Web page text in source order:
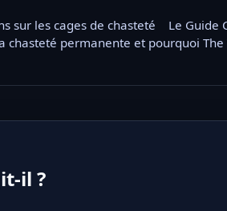
sur les cages de chasteté
Le Guide
chasteté permanente et pourquoi The
il ?